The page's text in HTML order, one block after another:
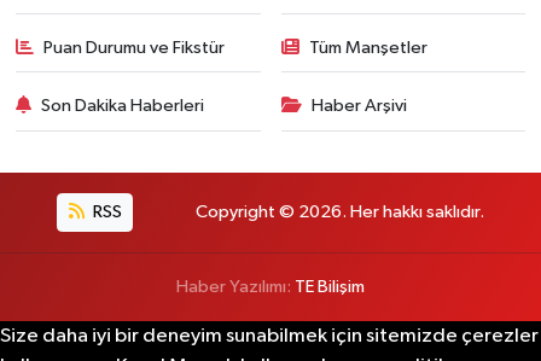
Puan Durumu ve Fikstür Tüm Manşetler
Son Dakika Haberleri Haber Arşivi
RSS Copyright © 2026. Her hakkı saklıdır.
Haber Yazılımı: TE Bilişim
Size daha iyi bir deneyim sunabilmek için sitemizde çerezler